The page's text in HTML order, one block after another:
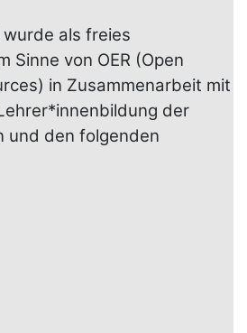
als freies
Sinne von OER (Open
in Zusammenarbeit mit
der
und den folgenden